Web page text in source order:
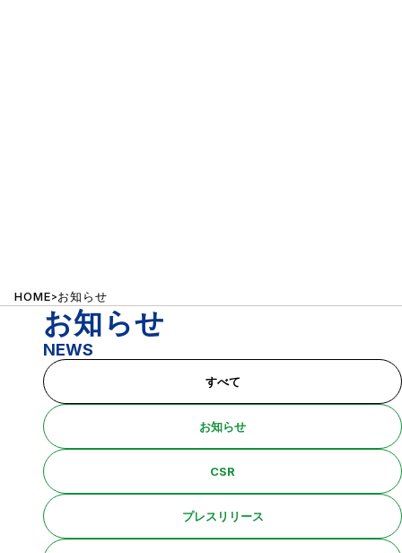
土壌汚染対策法指定調査機関
補償業務
非破壊試験・微破壊試験
HOME>お知らせ
お知らせ
NEWS
すべて
お知らせ
CSR
プレスリリース